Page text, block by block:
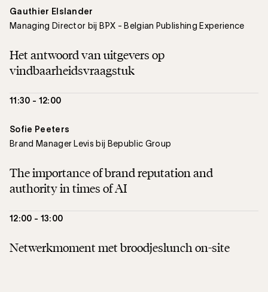
Gauthier Elslander
Managing Director bij B¨PX - Belgian Publishing Experience
Het antwoord van uitgevers op
vindbaarheidsvraagstuk
11:30 - 12:00
Sofie Peeters
Brand Manager Levis bij Bepublic Group
The importance of brand reputation and
authority in times of AI
12:00 - 13:00
Netwerkmoment met broodjeslunch on-site